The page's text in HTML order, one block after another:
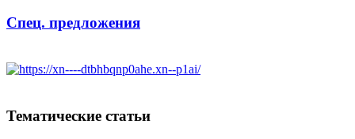
Спец. предложения
Тематические статьи